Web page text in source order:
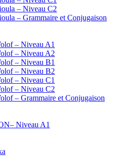
– Niveau C2
– Grammaire et Conjugaison
– Niveau A1
– Niveau A2
– Niveau B1
– Niveau B2
– Niveau C1
– Niveau C2
– Grammaire et Conjugaison
Niveau A1